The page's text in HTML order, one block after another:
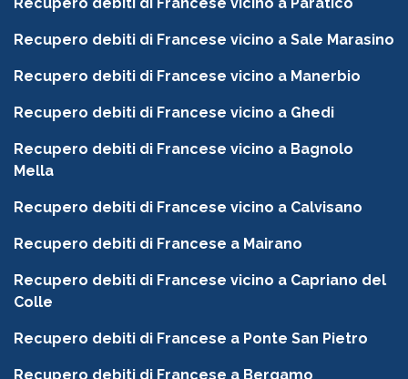
Recupero debiti di Francese vicino a Sale Marasino
Recupero debiti di Francese vicino a Manerbio
Recupero debiti di Francese vicino a Ghedi
Recupero debiti di Francese vicino a Bagnolo
Mella
Recupero debiti di Francese vicino a Calvisano
Recupero debiti di Francese a Mairano
Recupero debiti di Francese vicino a Capriano del
Colle
Recupero debiti di Francese a Ponte San Pietro
Recupero debiti di Francese a Bergamo